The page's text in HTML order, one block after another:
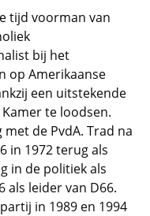
tijd voorman van
bij het
op Amerikaanse
een uitstekende
te loodsen.
de PvdA. Trad na
in 1972 terug als
in de politiek als
als leider van D66.
in 1989 en 1994